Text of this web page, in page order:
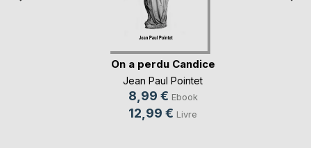
On a perdu Candice
Jean Paul Pointet
8,99 € Ebook
12,99 € Livre